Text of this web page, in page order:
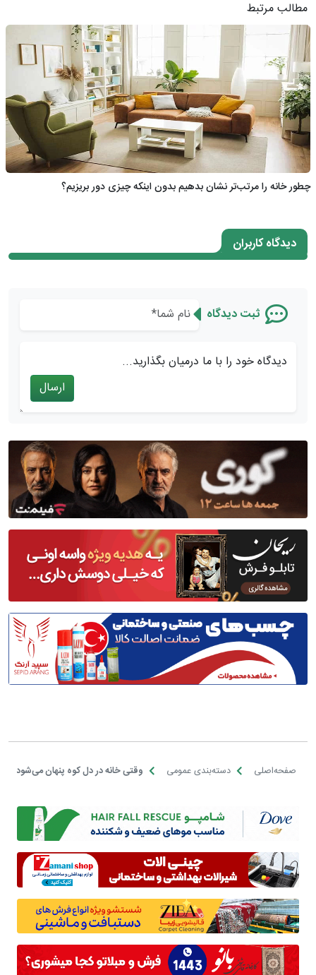
مطالب مرتبط
چطور خانه را مرتب‌تر نشان بدهیم بدون اینکه چیزی دور بریزیم؟
دیدگاه کاربران
ثبت دیدگاه
دیدگاه خود را با ما درمیان بگذارید...
ارسال